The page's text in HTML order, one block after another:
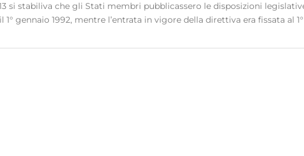
si stabiliva che gli Stati membri pubblicassero le disposizioni
1° gennaio 1992, mentre l’entrata in vigore della direttiva era fissata al